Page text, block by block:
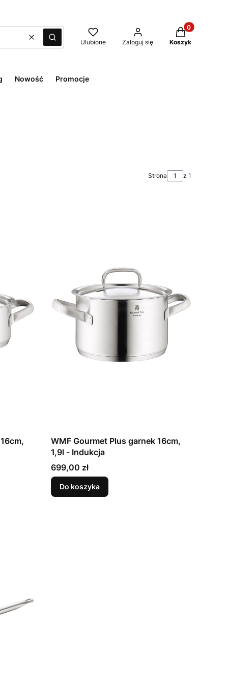
WyczyśćSzukaj Ulubione Zaloguj się
Produkty w
Koszyk
Nowość Promocje
Strona z 1
WMF Gourmet Plus garnek 16cm,
1,9l - Indukcja
Cena
699,00 zł
Do koszyka